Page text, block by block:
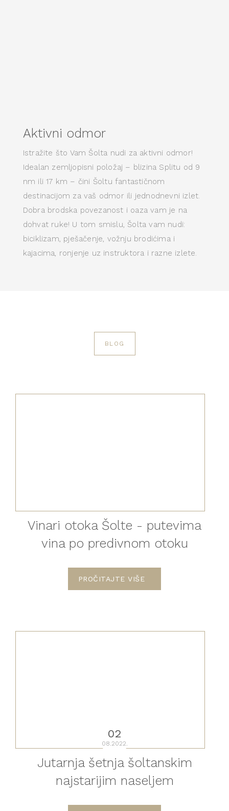
Aktivni odmor
Istražite što Vam Šolta nudi za aktivni odmor!
Idealan zemljopisni položaj – blizina Splitu od 9
nm ili 17 km – čini Šoltu fantastičnom
destinacijom za vaš odmor ili jednodnevni izlet.
Dobra brodska povezanost i oaza vam je na
dohvat ruke! U tom smislu, Šolta vam nudi:
biciklizam, pješačenje, vožnju brodićima i
kajacima, ronjenje uz instruktora i razne izlete.
BLOG
Vinari otoka Šolte - putevima
vina po predivnom otoku
PROČITAJTE VIŠE
02
08.2022.
Jutarnja šetnja šoltanskim
najstarijim naseljem